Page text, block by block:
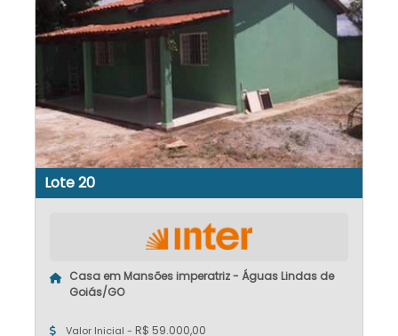
Lote 20
Casa em Mansões imperatriz - Águas Lindas de
Goiás/GO
Valor Inicial - R$ 59.000,00